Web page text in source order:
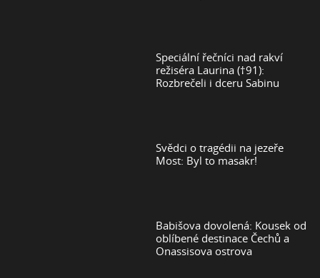
Speciální řečníci nad rakví
režiséra Laurina (†91):
Rozbrečeli i dceru Sabinu
Svědci o tragédii na jezeře
Most: Byl to masakr!
Babišova dovolená: Kousek od
oblíbené destinace Čechů a
Onassisova ostrova